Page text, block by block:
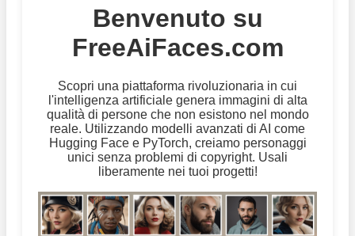
Benvenuto su
FreeAiFaces.com
Scopri una piattaforma rivoluzionaria in cui
l'intelligenza artificiale genera immagini di alta
qualità di persone che non esistono nel mondo
reale. Utilizzando modelli avanzati di AI come
Hugging Face e PyTorch, creiamo personaggi
unici senza problemi di copyright. Usali
liberamente nei tuoi progetti!